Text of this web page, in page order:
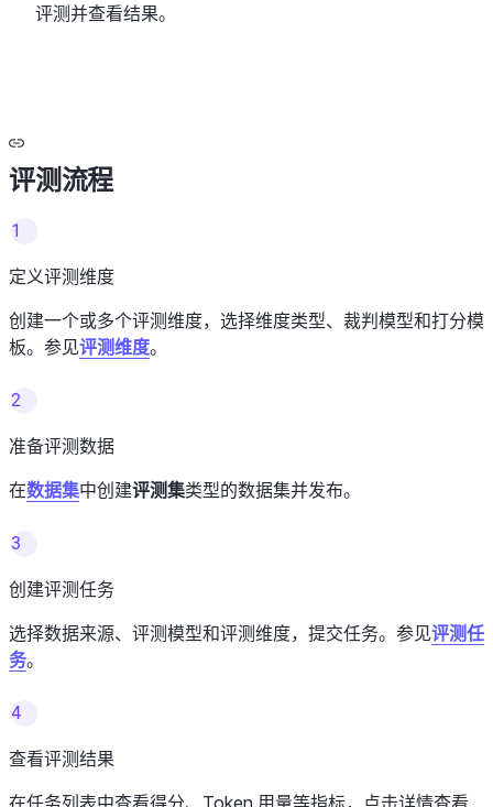
评测并查看结果。
评测流程
1
定义评测维度
创建一个或多个评测维度，选择维度类型、裁判模型和打分模
板。参见评测维度。
2
准备评测数据
在数据集中创建评测集类型的数据集并发布。
3
创建评测任务
选择数据来源、评测模型和评测维度，提交任务。参见评测任
务。
4
查看评测结果
在任务列表中查看得分、Token 用量等指标，点击详情查看